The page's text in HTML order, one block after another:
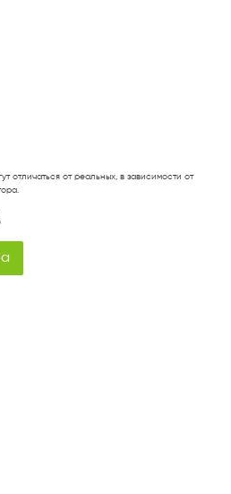
отличаться от реальных, в зависимости от